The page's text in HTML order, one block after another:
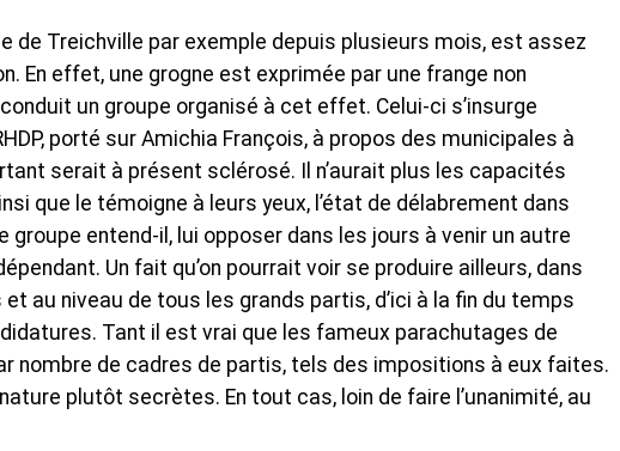
de Treichville par exemple depuis plusieurs mois, est assez
En effet, une grogne est exprimée par une frange non
un groupe organisé à cet effet. Celui-ci s’insurge
porté sur Amichia François, à propos des municipales à
serait à présent sclérosé. Il n’aurait plus les capacités
que le témoigne à leurs yeux, l’état de délabrement dans
groupe entend-il, lui opposer dans les jours à venir un autre
Un fait qu’on pourrait voir se produire ailleurs, dans
au niveau de tous les grands partis, d’ici à la fin du temps
Tant il est vrai que les fameux parachutages de
nombre de cadres de partis, tels des impositions à eux faites.
plutôt secrètes. En tout cas, loin de faire l’unanimité, au